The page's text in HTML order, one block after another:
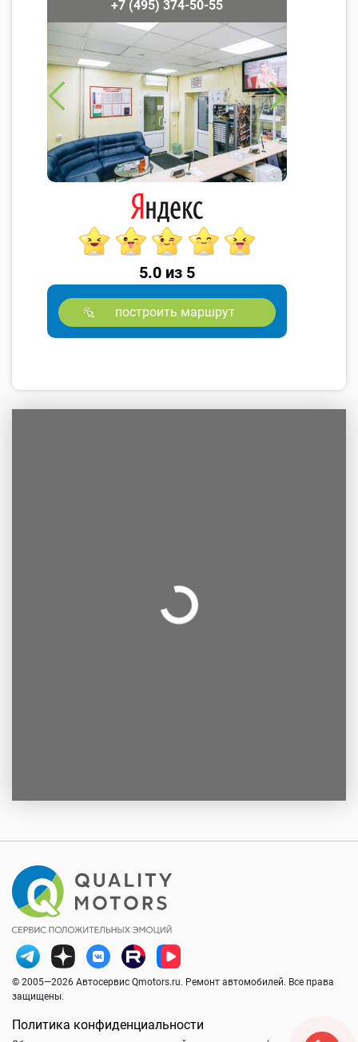
+7 (495) 374-50-55
5.0 из 5
построить маршрут
© 2005—2026 Автосервис Qmotors.ru. Ремонт автомобилей. Все права
защищены.
Политика конфиденциальности